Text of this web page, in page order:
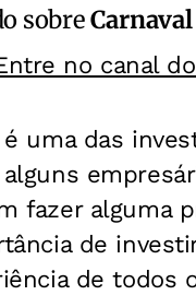
sobreCarnaval
no canal
é uma das
fazer alguma
de
de todos